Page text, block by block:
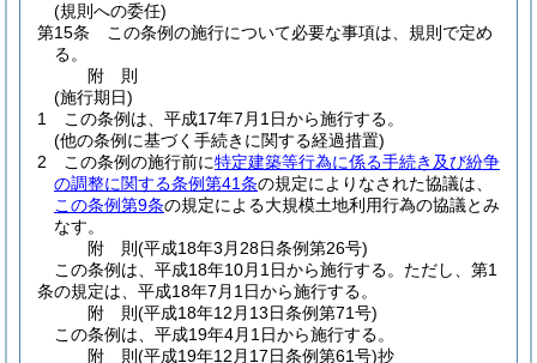
(規則への委任)
第15条
この条例の施行について必要な事項は、規則で定め
る。
附 則
(施行期日)
1
この条例は、平成17年7月1日から施行する。
(他の条例に基づく手続きに関する経過措置)
2
この条例の施行前に特定建築等行為に係る手続き及び紛争
の調整に関する条例第41条の規定によりなされた協議は、
この条例第9条の規定による大規模土地利用行為の協議とみ
なす。
附 則(平成18年3月28日条例第26号)
この条例は、平成18年10月1日から施行する。 ただし、第1
条の規定は、平成18年7月1日から施行する。
附 則(平成18年12月13日条例第71号)
この条例は、平成19年4月1日から施行する。
附 則(平成19年12月17日条例第61号)抄